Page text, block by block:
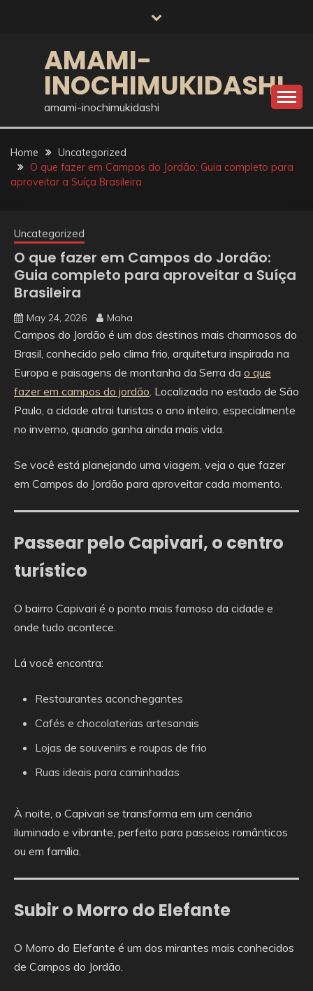
AMAMI-
INOCHIMUKIDASHI
amami-inochimukidashi
Home
Uncategorized
O que fazer em Campos do Jordão: Guia completo para
aproveitar a Suíça Brasileira
Uncategorized
O que fazer em Campos do Jordão:
Guia completo para aproveitar a Suíça
Brasileira
May 24, 2026 Maha
Campos do Jordão é um dos destinos mais charmosos do
Brasil, conhecido pelo clima frio, arquitetura inspirada na
Europa e paisagens de montanha da Serra da o que
fazer em campos do jordão. Localizada no estado de São
Paulo, a cidade atrai turistas o ano inteiro, especialmente
no inverno, quando ganha ainda mais vida.
Se você está planejando uma viagem, veja o que fazer
em Campos do Jordão para aproveitar cada momento.
Passear pelo Capivari, o centro
turístico
O bairro Capivari é o ponto mais famoso da cidade e
onde tudo acontece.
Lá você encontra:
Restaurantes aconchegantes
Cafés e chocolaterias artesanais
Lojas de souvenirs e roupas de frio
Ruas ideais para caminhadas
À noite, o Capivari se transforma em um cenário
iluminado e vibrante, perfeito para passeios românticos
ou em família.
Subir o Morro do Elefante
O Morro do Elefante é um dos mirantes mais conhecidos
de Campos do Jordão.